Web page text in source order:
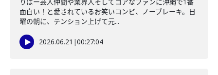
面白い！と愛されているお笑いコンビ、ノーブレーキ。日
曜の朝に、テンション上げて元...
2026.06.21 |00:27:04